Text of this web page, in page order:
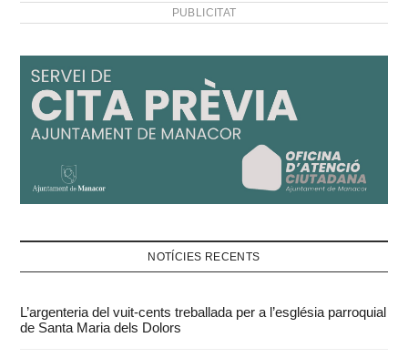
PUBLICITAT
NOTÍCIES RECENTS
L’argenteria del vuit-cents treballada per a l’església parroquial
de Santa Maria dels Dolors